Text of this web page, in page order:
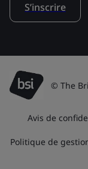
S’inscrire
© The
Avis de
Politique de